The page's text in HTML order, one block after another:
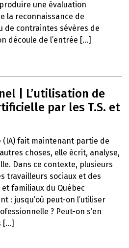
une évaluation
la reconnaissance de
de contraintes sévères de
découle de l’entrée [...]
| L’utilisation de
par les T.S. et
(IA) fait maintenant partie de
choses, elle écrit, analyse,
Dans ce contexte, plusieurs
travailleurs sociaux et des
familiaux du Québec
: jusqu’où peut-on l’utiliser
? Peut-on s’en